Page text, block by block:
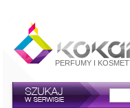
PERFUMY I